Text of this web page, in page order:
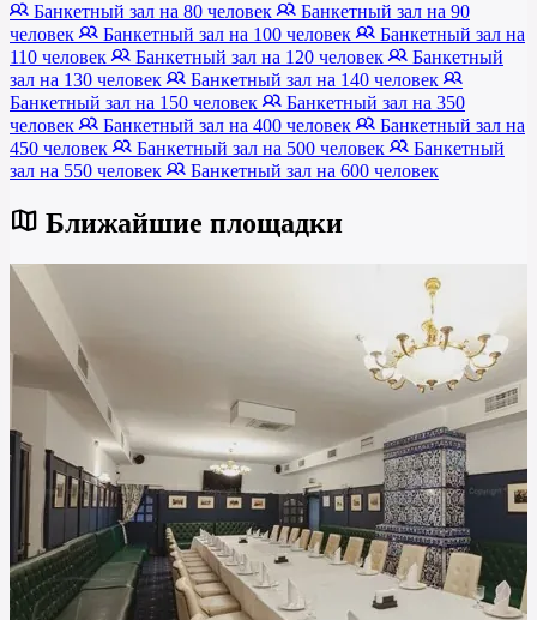
Банкетный зал на 80 человек
Банкетный зал на 90
человек
Банкетный зал на 100 человек
Банкетный зал на
110 человек
Банкетный зал на 120 человек
Банкетный
зал на 130 человек
Банкетный зал на 140 человек
Банкетный зал на 150 человек
Банкетный зал на 350
человек
Банкетный зал на 400 человек
Банкетный зал на
450 человек
Банкетный зал на 500 человек
Банкетный
зал на 550 человек
Банкетный зал на 600 человек
Ближайшие площадки